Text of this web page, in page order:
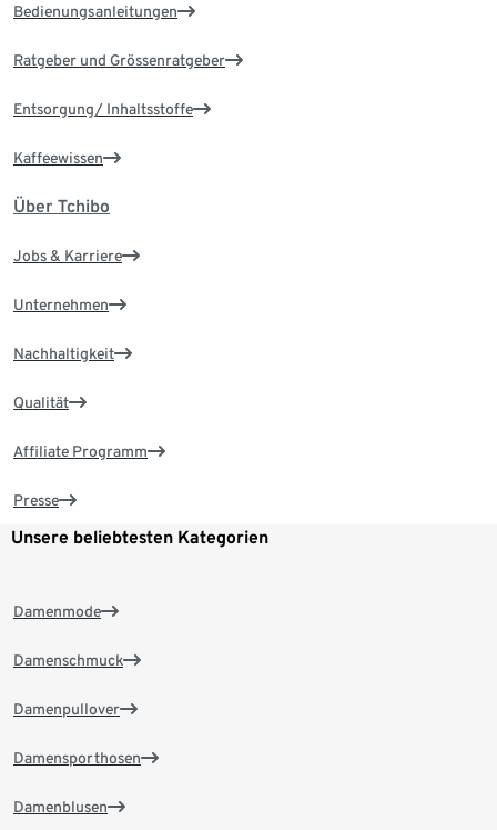
Bedienungsanleitungen
Ratgeber und Grössenratgeber
Entsorgung/ Inhaltsstoffe
Kaffeewissen
Über Tchibo
Jobs & Karriere
Unternehmen
Nachhaltigkeit
Qualität
Affiliate Programm
Presse
Unsere beliebtesten Kategorien
Damenmode
Damenschmuck
Damenpullover
Damensporthosen
Damenblusen